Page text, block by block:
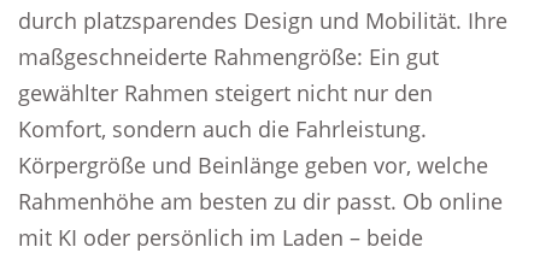
durch platzsparendes Design und Mobilität. Ihre
maßgeschneiderte Rahmengröße: Ein gut
gewählter Rahmen steigert nicht nur den
Komfort, sondern auch die Fahrleistung.
Körpergröße und Beinlänge geben vor, welche
Rahmenhöhe am besten zu dir passt. Ob online
mit KI oder persönlich im Laden – beide